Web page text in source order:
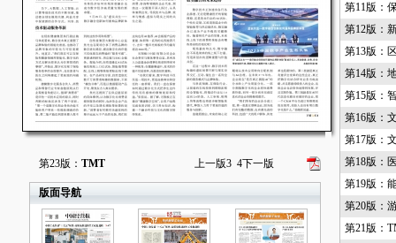
第23版： TMT 上一版3 4下一版
版面导航
第11版：
第12版：
第13版：
第14版：
第15版：
第16版：
第17版：
第18版：
第19版：
第20版：
第21版：